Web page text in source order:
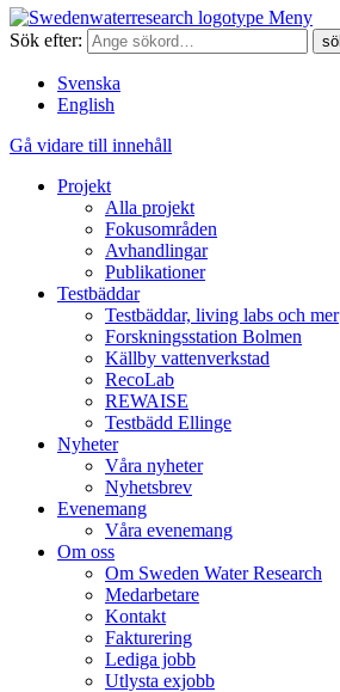
Meny
Sök efter:
Svenska
English
Gå vidare till innehåll
Projekt
Alla projekt
Fokusområden
Avhandlingar
Publikationer
Testbäddar
Testbäddar, living labs och mer
Forskningsstation Bolmen
Källby vattenverkstad
RecoLab
REWAISE
Testbädd Ellinge
Nyheter
Våra nyheter
Nyhetsbrev
Evenemang
Våra evenemang
Om oss
Om Sweden Water Research
Medarbetare
Kontakt
Fakturering
Lediga jobb
Utlysta exjobb